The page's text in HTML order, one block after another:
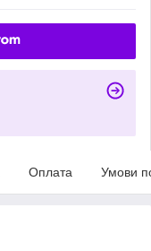
Оплата Умови